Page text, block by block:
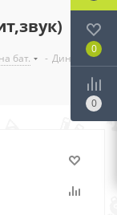
бат. - Динозавр
0
0